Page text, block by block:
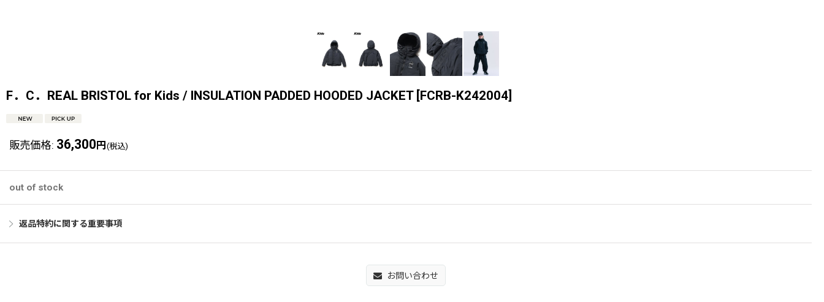
F．C．REAL BRISTOL for Kids / INSULATION PADDED HOODED JACKET [FCRB-K242004]
販売価格: 36,300 円 (税込)
out of stock
返品特約に関する重要事項
お問い合わせ